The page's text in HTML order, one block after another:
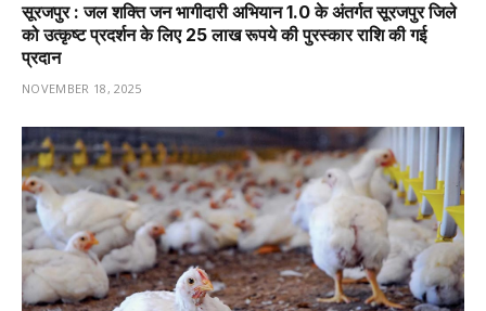
सूरजपुर : जल शक्ति जन भागीदारी अभियान 1.0 के अंतर्गत सूरजपुर जिले
को उत्कृष्ट प्रदर्शन के लिए 25 लाख रूपये की पुरस्कार राशि की गई
प्रदान
NOVEMBER 18, 2025